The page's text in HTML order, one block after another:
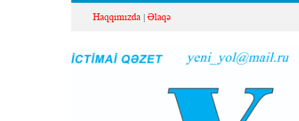
Haqqımızda Əlaqə